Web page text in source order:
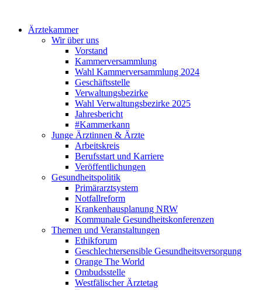
Ärztekammer
Wir über uns
Vorstand
Kammerversammlung
Wahl Kammerversammlung 2024
Geschäftsstelle
Verwaltungsbezirke
Wahl Verwaltungsbezirke 2025
Jahresbericht
#Kammerkann
Junge Ärztinnen & Ärzte
Arbeitskreis
Berufsstart und Karriere
Veröffentlichungen
Gesundheitspolitik
Primärarztsystem
Notfallreform
Krankenhausplanung NRW
Kommunale Gesundheitskonferenzen
Themen und Veranstaltungen
Ethikforum
Geschlechtersensible Gesundheitsversorgung
Orange The World
Ombudsstelle
Westfälischer Ärztetag